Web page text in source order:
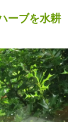
ーブを水耕